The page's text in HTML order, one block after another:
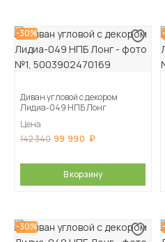
-30%
Диван угловой с декором
Лидиа-049 НПБ Лонг
Цена
142 340 99 990
В корзину
-30%